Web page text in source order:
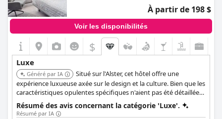
À partir de 198 $
Voir les disponibilités
$
Luxe
Généré par IA
Situé sur l'Alster, cet hôtel offre une
expérience luxueuse axée sur le design et la culture. Bien que les
caractéristiques opulentes spécifiques n'aient pas été détaillées,
sa marque et son emplacement suggèrent une offre haut de
gamme.
Résumé des avis concernant la catégorie 'Luxe'.
Résumé par IA